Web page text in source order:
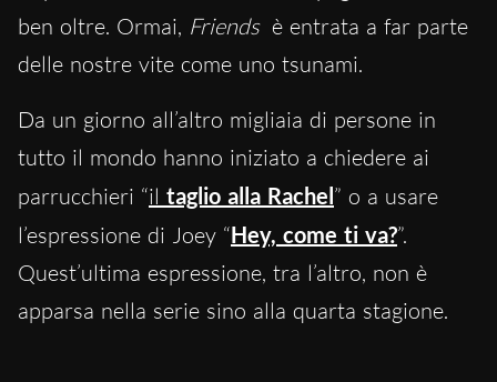
ben oltre. Ormai, Friends è entrata a far parte
delle nostre vite come uno tsunami.
Da un giorno all’altro migliaia di persone in
tutto il mondo hanno iniziato a chiedere ai
parrucchieri “il taglio alla Rachel” o a usare
l’espressione di Joey “Hey, come ti va?”.
Quest’ultima espressione, tra l’altro, non è
apparsa nella serie sino alla quarta stagione.